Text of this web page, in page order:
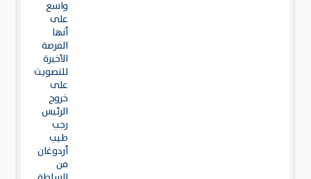
واسع
على
أنها
الفرصة
الأخيرة
للتصويت
على
خروج
الرئيس
رجب
طيب
أردوغان
من